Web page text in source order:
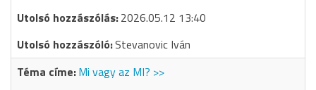
2026.05.12 13:40
Stevanovic Iván
Mi vagy az MI? >>